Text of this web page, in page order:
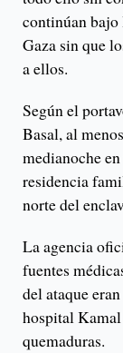
continúan bajo
Gaza sin que
a ellos.
Según el
Basal, al
medianoche
residencia
norte del
La agencia
fuentes
del ataque
hospital
quemaduras.